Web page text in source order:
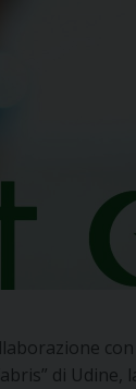
con
di Udine,